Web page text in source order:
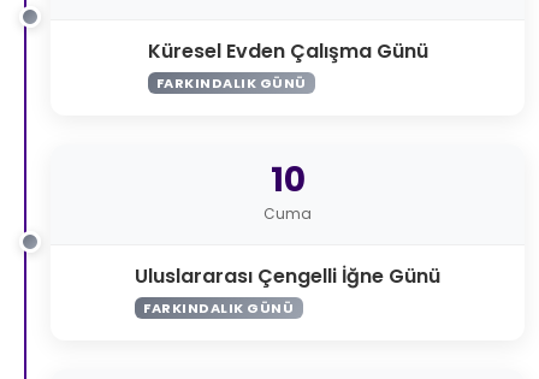
Küresel Evden Çalışma Günü
FARKINDALIK GÜNÜ
10
Cuma
Uluslararası Çengelli İğne Günü
FARKINDALIK GÜNÜ